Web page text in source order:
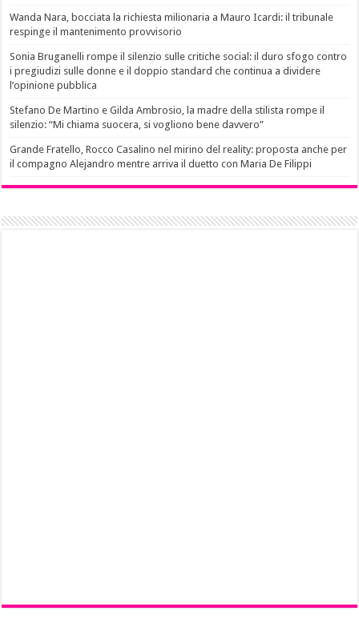
Wanda Nara, bocciata la richiesta milionaria a Mauro Icardi: il tribunale
respinge il mantenimento provvisorio
Sonia Bruganelli rompe il silenzio sulle critiche social: il duro sfogo contro
i pregiudizi sulle donne e il doppio standard che continua a dividere
l’opinione pubblica
Stefano De Martino e Gilda Ambrosio, la madre della stilista rompe il
silenzio: “Mi chiama suocera, si vogliono bene davvero”
Grande Fratello, Rocco Casalino nel mirino del reality: proposta anche per
il compagno Alejandro mentre arriva il duetto con Maria De Filippi